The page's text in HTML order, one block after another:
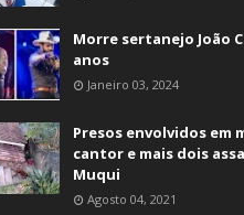
Morre sertanejo João
anos
Janeiro 03, 2024
Presos envolvidos em
cantor e mais dois
Muqui
Agosto 04, 2021